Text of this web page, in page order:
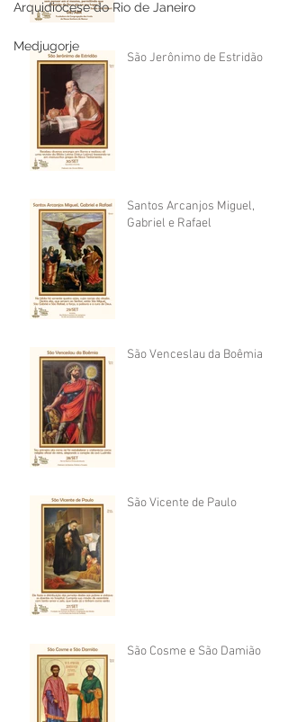
Arquidiocese do Rio de Janeiro
Medjugorje
São Jerônimo de Estridão
Santos Arcanjos Miguel,
Gabriel e Rafael
São Venceslau da Boêmia
São Vicente de Paulo
São Cosme e São Damião